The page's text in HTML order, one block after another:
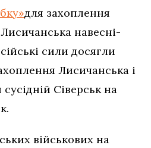
для захоплення
навесні-
сили досягли
Лисичанська і
Сіверськ на
військових на